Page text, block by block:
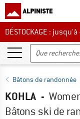
DÉSTOCKAGE : jusqu'à -
DÉSTOCKAGE :
Bâtons de randonnée
KOHLA -
Bâtons ski de